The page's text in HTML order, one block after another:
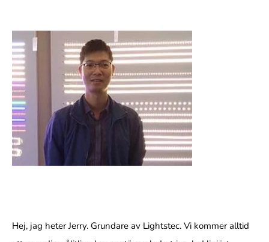
Hej, jag heter Jerry. Grundare av Lightstec. Vi kommer alltid